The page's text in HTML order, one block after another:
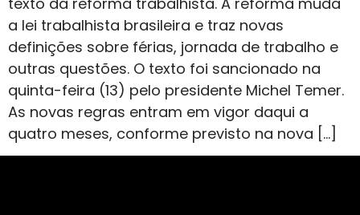
a lei trabalhista brasileira e traz novas
definições sobre férias, jornada de trabalho e
outras questões. O texto foi sancionado na
quinta-feira (13) pelo presidente Michel Temer.
As novas regras entram em vigor daqui a
quatro meses, conforme previsto na nova […]